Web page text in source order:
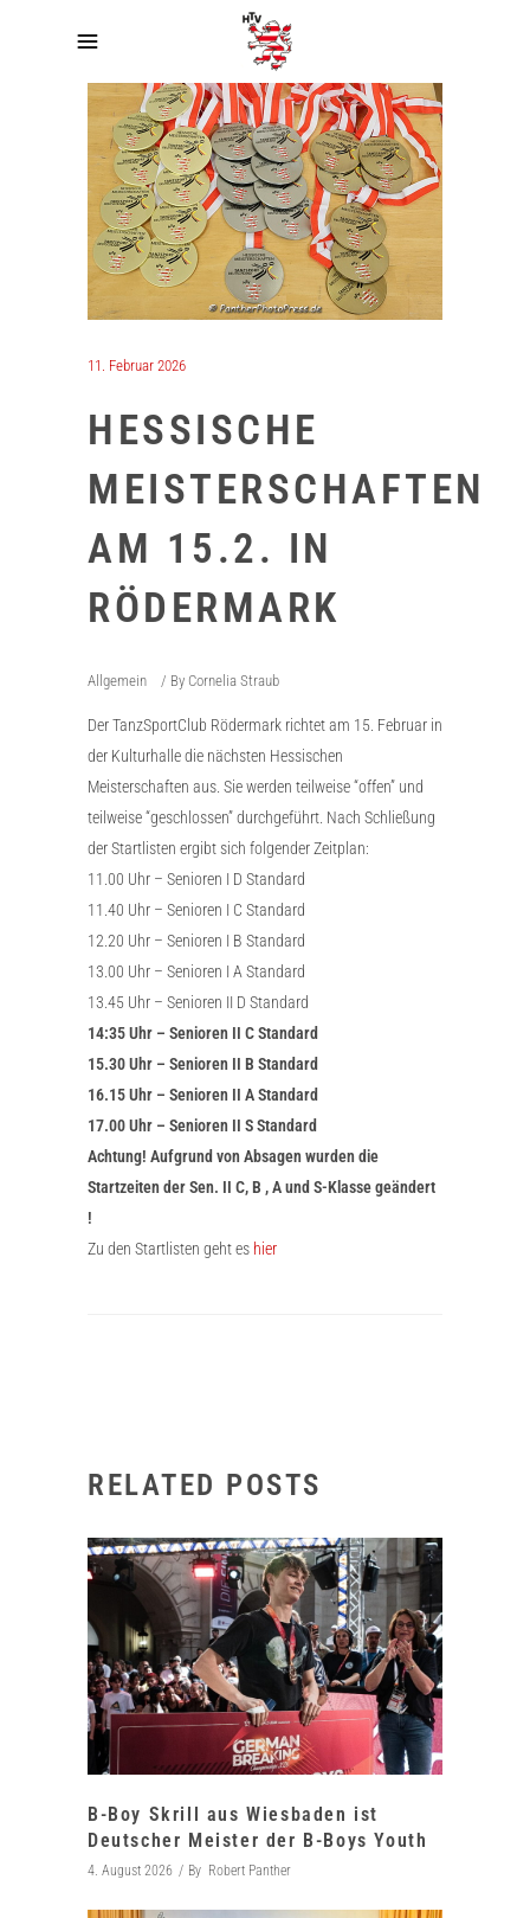
11. Februar 2026
HESSISCHE
MEISTERSCHAFTEN
AM 15.2. IN
RÖDERMARK
Allgemein By Cornelia Straub
Der TanzSportClub Rödermark richtet am 15. Februar in
der Kulturhalle die nächsten Hessischen
Meisterschaften aus. Sie werden teilweise “offen” und
teilweise “geschlossen” durchgeführt. Nach Schließung
der Startlisten ergibt sich folgender Zeitplan:
11.00 Uhr – Senioren I D Standard
11.40 Uhr – Senioren I C Standard
12.20 Uhr – Senioren I B Standard
13.00 Uhr – Senioren I A Standard
13.45 Uhr – Senioren II D Standard
14:35 Uhr – Senioren II C Standard
15.30 Uhr – Senioren II B Standard
16.15 Uhr – Senioren II A Standard
17.00 Uhr – Senioren II S Standard
Achtung! Aufgrund von Absagen wurden die
Startzeiten der Sen. II C, B , A und S-Klasse geändert
!
Zu den Startlisten geht es hier
RELATED POSTS
B-Boy Skrill aus Wiesbaden ist
Deutscher Meister der B-Boys Youth
4. August 2026 By Robert Panther